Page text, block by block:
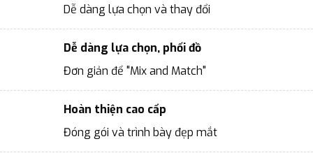
Dễ dàng lựa chọn và thay đổi
Dễ dàng lựa chọn, phối đồ
Đơn giản để "Mix and Match"
Hoàn thiện cao cấp
Đóng gói và trình bày đẹp mắt